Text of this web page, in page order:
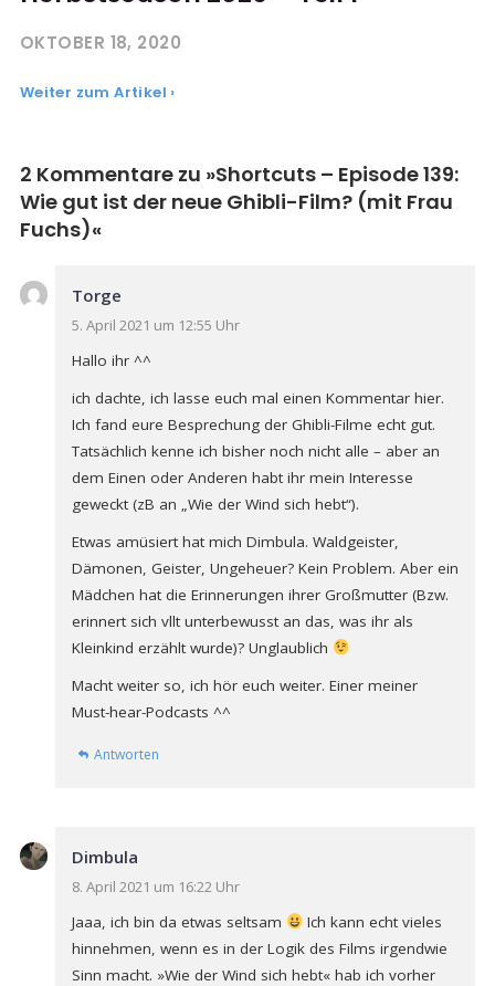
OKTOBER 18, 2020
Weiter zum Artikel ›
2 Kommentare zu »Shortcuts – Episode 139:
Wie gut ist der neue Ghibli-Film? (mit Frau
Fuchs)«
Torge
5. April 2021 um 12:55 Uhr
Hallo ihr ^^
ich dachte, ich lasse euch mal einen Kommentar hier.
Ich fand eure Besprechung der Ghibli-Filme echt gut.
Tatsächlich kenne ich bisher noch nicht alle – aber an
dem Einen oder Anderen habt ihr mein Interesse
geweckt (zB an „Wie der Wind sich hebt“).
Etwas amüsiert hat mich Dimbula. Waldgeister,
Dämonen, Geister, Ungeheuer? Kein Problem. Aber ein
Mädchen hat die Erinnerungen ihrer Großmutter (Bzw.
erinnert sich vllt unterbewusst an das, was ihr als
Kleinkind erzählt wurde)? Unglaublich
Macht weiter so, ich hör euch weiter. Einer meiner
Must-hear-Podcasts ^^
Antworten
Dimbula
8. April 2021 um 16:22 Uhr
Jaaa, ich bin da etwas seltsam
Ich kann echt vieles
hinnehmen, wenn es in der Logik des Films irgendwie
Sinn macht. »Wie der Wind sich hebt« hab ich vorher